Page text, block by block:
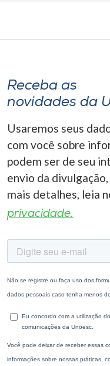
Receba as
novidades da
Usaremos seus
com você sobre
podem ser de seu
envio da
mais detalhes, leia
privacidade.